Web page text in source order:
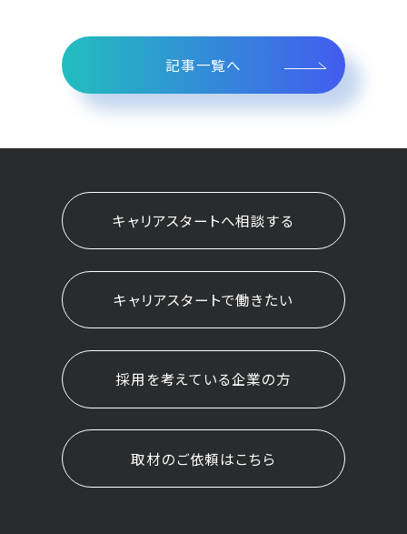
記事一覧へ
キャリアスタートへ相談する
キャリアスタートで働きたい
採用を考えている企業の方
取材のご依頼はこちら